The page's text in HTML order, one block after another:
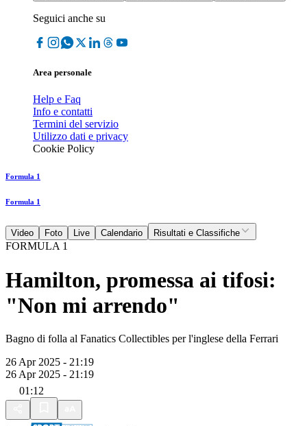
Seguici anche su
Area personale
Help e Faq
Info e contatti
Termini del servizio
Utilizzo dati e privacy
Cookie Policy
Formula 1
Formula 1
Video Foto Live Calendario Risultati e Classifiche
FORMULA 1
Hamilton, promessa ai tifosi:
"Non mi arrendo"
Bagno di folla al Fanatics Collectibles per l'inglese della Ferrari
26 Apr 2025 - 21:19
26 Apr 2025 - 21:19
01:12